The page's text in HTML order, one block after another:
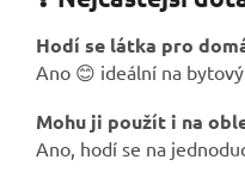
Hodí se látka pro
Ano 😊 ideální na
Mohu ji použít i na
Ano, hodí se na